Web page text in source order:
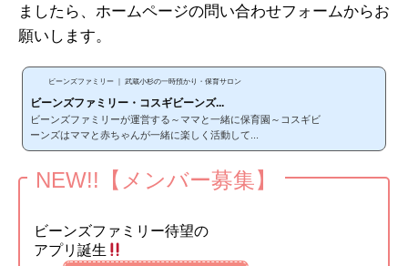
ましたら、ホームページの問い合わせフォームからお
願いします。
ビーンズファミリー ｜ 武蔵小杉の一時預かり・保育サロン
ビーンズファミリー・コスギビーンズ...
ビーンズファミリーが運営する～ママと一緒に保育園～コスギビ
ーンズはママと赤ちゃんが一緒に楽しく活動して...
NEW!!【メンバー募集】
ビーンズファミリー待望の
アプリ誕生